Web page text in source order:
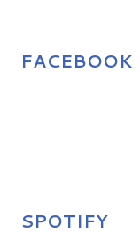
FACEBOOK
SPOTIFY